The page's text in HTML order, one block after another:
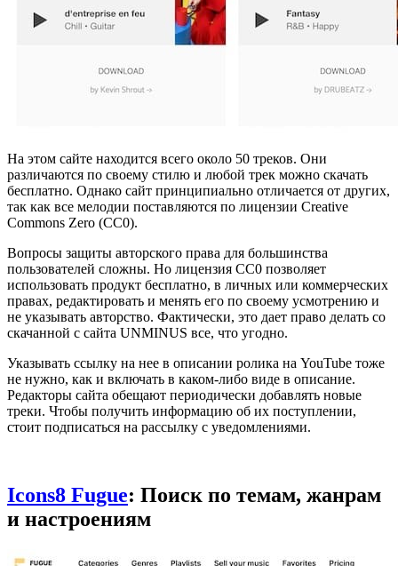
На этом сайте находится всего около 50 треков. Они
различаются по своему стилю и любой трек можно скачать
бесплатно. Однако сайт принципиально отличается от других,
так как все мелодии поставляются по лицензии Creative
Commons Zero (CC0).
Вопросы защиты авторского права для большинства
пользователей сложны. Но лицензия CC0 позволяет
использовать продукт бесплатно, в личных или коммерческих
правах, редактировать и менять его по своему усмотрению и
не указывать авторство. Фактически, это дает право делать со
скачанной с сайта UNMINUS все, что угодно.
Указывать ссылку на нее в описании ролика на YouTube тоже
не нужно, как и включать в каком-либо виде в описание.
Редакторы сайта обещают периодически добавлять новые
треки. Чтобы получить информацию об их поступлении,
стоит подписаться на рассылку с уведомлениями.
Icons8 Fugue: Поиск по темам, жанрам
и настроениям